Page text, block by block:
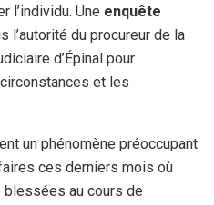
l’individu. Une enquête
l’autorité du procureur de la
d’Épinal pour
et les
un phénomène préoccupant
ces derniers mois où
blessées au cours de